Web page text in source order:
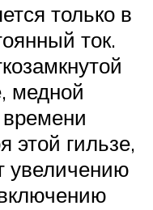
только в
ток.
медной
этой гильзе,
увеличению